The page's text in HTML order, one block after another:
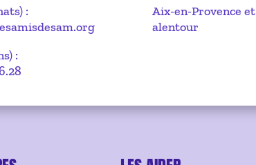
:
:
Aix-en-Provence et
alentour